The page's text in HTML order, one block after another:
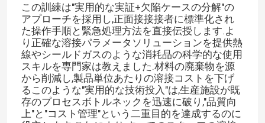
この訓練は"実用的な実証+欠陥ケースの分解"の
アプローチを採用し,正面接接接者に標準化され
た操作手順と緊急処理方法を直接伝授します.よ
り正確な溶接パラメータソリューションを提供熱
線やシールドガスのような消耗品の科学的な使用
スキルを専門家は教えました.材料の廃棄物を源
から削減し,製品単位あたりの溶接コストを下げ
るこのような"実用的な技術投入"は,生産施設が既
存のプロセスボトルネックを迅速に破り,"品質向
上"と"コスト管理"という二重目的を達成するのに